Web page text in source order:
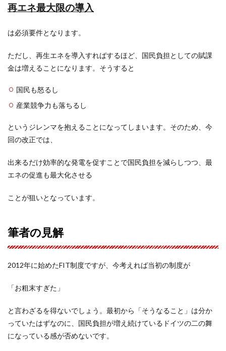
再エネ最大限の導入
は必須要件となります。
ただし、再生エネを導入すればするほど、国民負担としての賦課
金は増えることになります。そうすると
国民も怒るし
産業競争力も落ちるし
というジレンマを抱えることになってしまいます。そのため、今
回の改正では、
出来るだけ効率的な発電を促すことで国民負担を減らしつつ、最
エネの促進も最大化させる
ことが狙いとなっています。
筆者の見解
2012年に始めたFIT制度ですが、今考えれば当初の制度が
「お粗末すぎた」
と言わざるを得ないでしょう。最初から「そうなること」は分か
っていたはずなのに、国民負担が増え続けているドイツの二の舞
になっている感が否めないです。